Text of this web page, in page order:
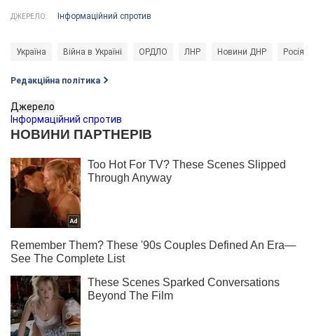
ДЖЕРЕЛО: Інформаційний спротив
Україна Війна в Україні ОРДЛО ЛНР Новини ДНР Росія
Редакційна політика
Джерело
Інформаційний спротив